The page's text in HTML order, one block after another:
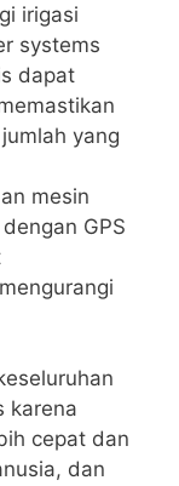
irigasi
systems
dapat
yang
mesin
GPS
karena
cepat dan
dan